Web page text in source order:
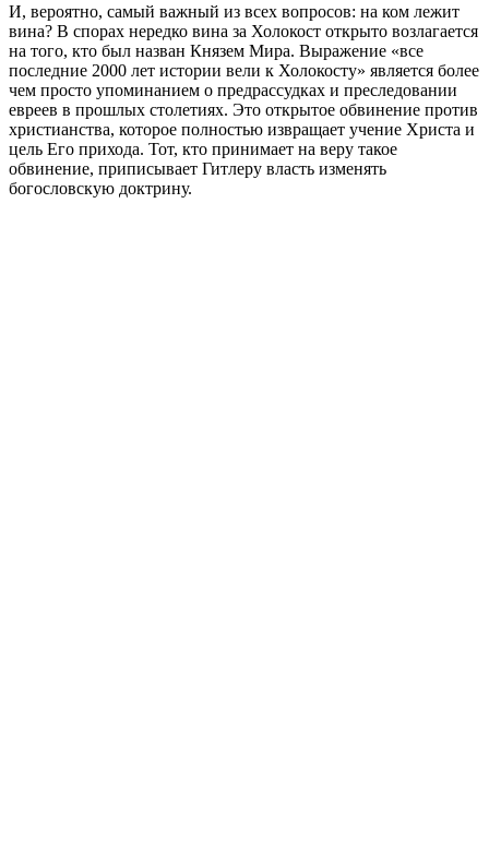
И, вероятно, самый важный из всех вопросов: на ком лежит
вина? В спорах нередко вина за Холокост открыто возлагается
на того, кто был назван Князем Мира. Выражение «все
последние 2000 лет истории вели к Холокосту» является более
чем просто упоминанием о предрассудках и преследовании
евреев в прошлых столетиях. Это открытое обвинение против
христианства, которое полностью извращает учение Христа и
цель Его прихода. Тот, кто принимает на веру такое
обвинение, приписывает Гитлеру власть изменять
богословскую доктрину.